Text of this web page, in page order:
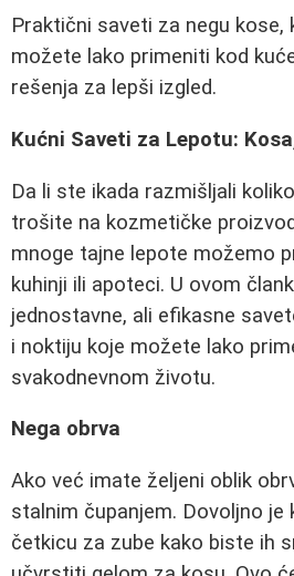
Praktični saveti za negu kose,
možete lako primeniti kod
rešenja za lepši izgled.
Kućni Saveti za Lepotu:
Da li ste ikada razmišljali
trošite na kozmetičke
mnoge tajne lepote možemo
kuhinji ili apoteci. U ovom
jednostavne, ali efikasne
i noktiju koje možete lako
svakodnevnom životu.
Nega obrva
Ako već imate željeni oblik
stalnim čupanjem. Dovoljno
četkicu za zube kako biste ih